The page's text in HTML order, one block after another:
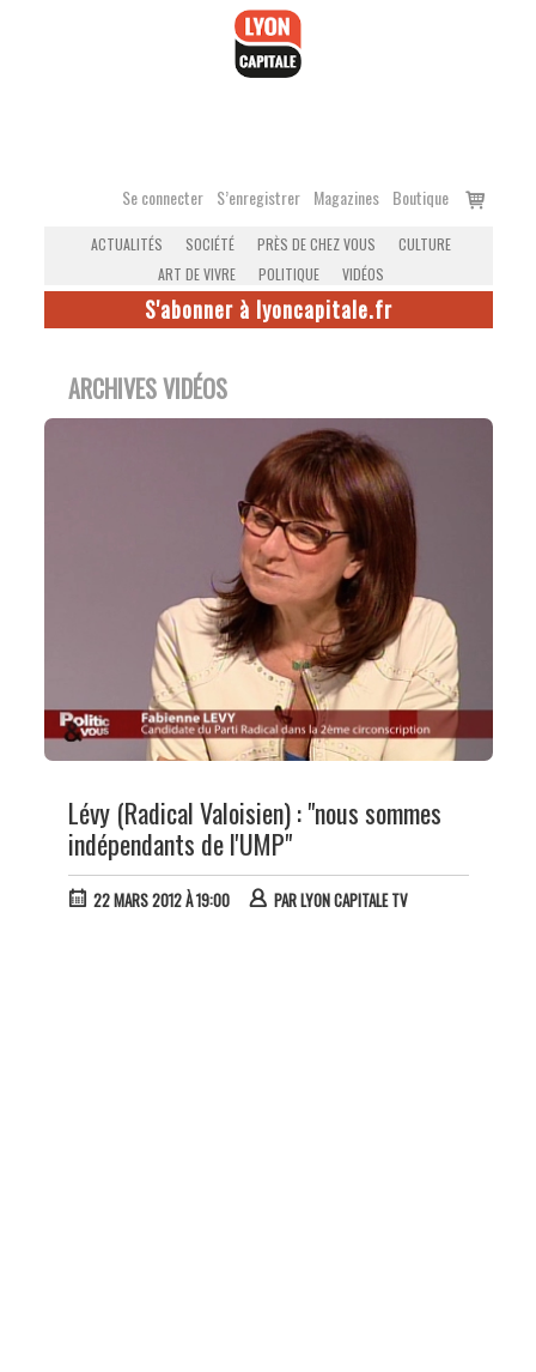
Se connecter S’enregistrer Magazines Boutique
Voir
ACTUALITÉS SOCIÉTÉ PRÈS DE CHEZ VOUS
CULTURE
ART DE VIVRE
POLITIQUE VIDÉOS
S'abonner à lyoncapitale.fr
ARCHIVES VIDÉOS
Lévy (Radical Valoisien) : "nous sommes
indépendants de l'UMP"
22 MARS 2012 À 19:00 PARLYON CAPITALE TV